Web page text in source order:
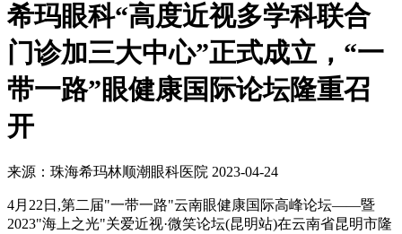
希玛眼科“高度近视多学科联合
门诊加三大中心”正式成立，“一
带一路”眼健康国际论坛隆重召
开
来源：珠海希玛林顺潮眼科医院 2023-04-24
4月22日,第二届"一带一路"云南眼健康国际高峰论坛——暨
2023"海上之光"关爱近视·微笑论坛(昆明站)在云南省昆明市隆